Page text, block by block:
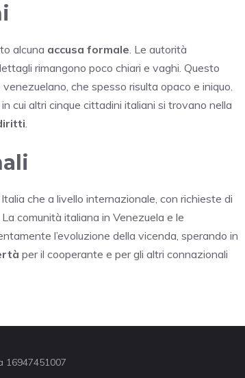
alcuna accusa formale. Le autorità
rimangono poco chiari e vaghi. Questo
venezuelano, che spesso risulta opaco e iniquo.
cui altri cinque cittadini italiani si trovano nella
.
che a livello internazionale, con richieste di
La comunità italiana in Venezuela e le
l’evoluzione della vicenda, sperando in
per il cooperante e per gli altri connazionali
16947451007